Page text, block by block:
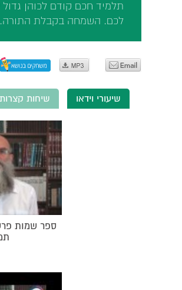
תלמיד חכם קודם לכוהן
לכם. השמחה בקבלת התורה.
שיעורי וידאו שיחות
ספר שמות